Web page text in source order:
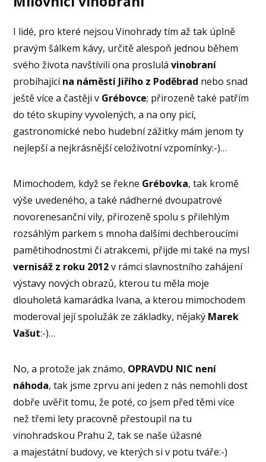
I lidé, pro které nejsou Vinohrady tím až tak úplně
pravým šálkem kávy, určitě alespoň jednou během
svého života navštívili ona proslulávinobraní
probíhajícína náměstí Jiřího z Poděbrad nebo snad
ještě více a častěji v Grébovce; přirozeně také patřím
do této skupiny vyvolených, a na ony picí,
gastronomické nebo hudební zážitky mám jenom ty
nejlepší a nejkrásnější celoživotní vzpomínky:-)…
Mimochodem, když se řekne Grébovka, tak kromě
výše uvedeného, a také nádherné dvoupatrové
novorenesanční vily, přirozeně spolu s přilehlým
rozsáhlým parkem s mnoha dalšími dechberoucími
pamětihodnostmi či atrakcemi, přijde mi také na mysl
vernisáž z roku 2012v rámci slavnostního zahájení
výstavy nových obrazů, kterou tu měla moje
dlouholetá kamarádka Ivana, a kterou mimochodem
moderoval její spolužák ze základky, nějaký Marek
Vašut:-)…
No, a protože jak známo, OPRAVDU NIC není
náhoda, tak jsme zprvu ani jeden z nás nemohli dost
dobře uvěřit tomu, že poté, co jsem před těmi více
než třemi lety pracovně přestoupil na tu
vinohradskou Prahu 2, tak se naše úžasné
a majestátní budovy, ve kterých si v potu tváře:-)